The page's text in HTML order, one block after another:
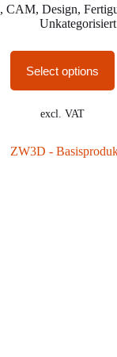
,CAM,Design,
Unkategorisiert
Select options
excl. VAT